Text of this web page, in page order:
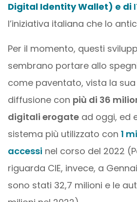
Digital Identity Wallet) e di
l’iniziativa italiana che lo
Per il momento, questi
sembrano portare allo
come paventato, vista la
diffusione con più di 36
digitali erogatead oggi, ed
sistema più utilizzato con 1
accessi nel corso del 2022
riguarda CIE, invece, a
sono stati 32,7 milioni e le